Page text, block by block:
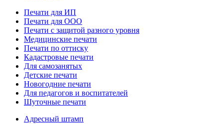
Печати для ИП
Печати для ООО
Печати с защитой разного уровня
Медицинские печати
Печати по оттиску
Кадастровые печати
Для самозанятых
Детские печати
Новогодние печати
Для педагогов и воспитателей
Шуточные печати
Адресный штамп